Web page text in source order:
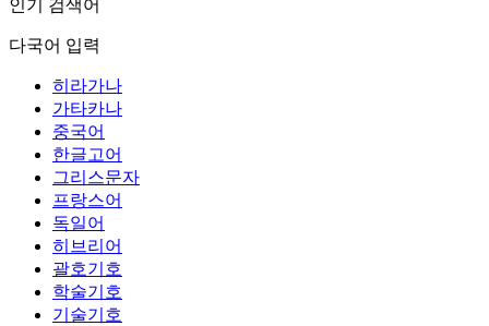
인기 검색어
다국어 입력
히라가나
가타카나
중국어
한글고어
그리스문자
프랑스어
독일어
히브리어
괄호기호
학술기호
기술기호